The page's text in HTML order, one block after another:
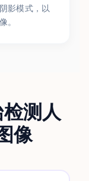
影模式，以
。
测人
像